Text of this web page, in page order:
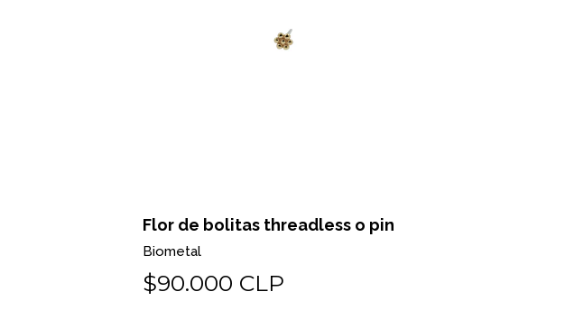
Flor de bolitas threadless o pin
Biometal
$90.000 CLP